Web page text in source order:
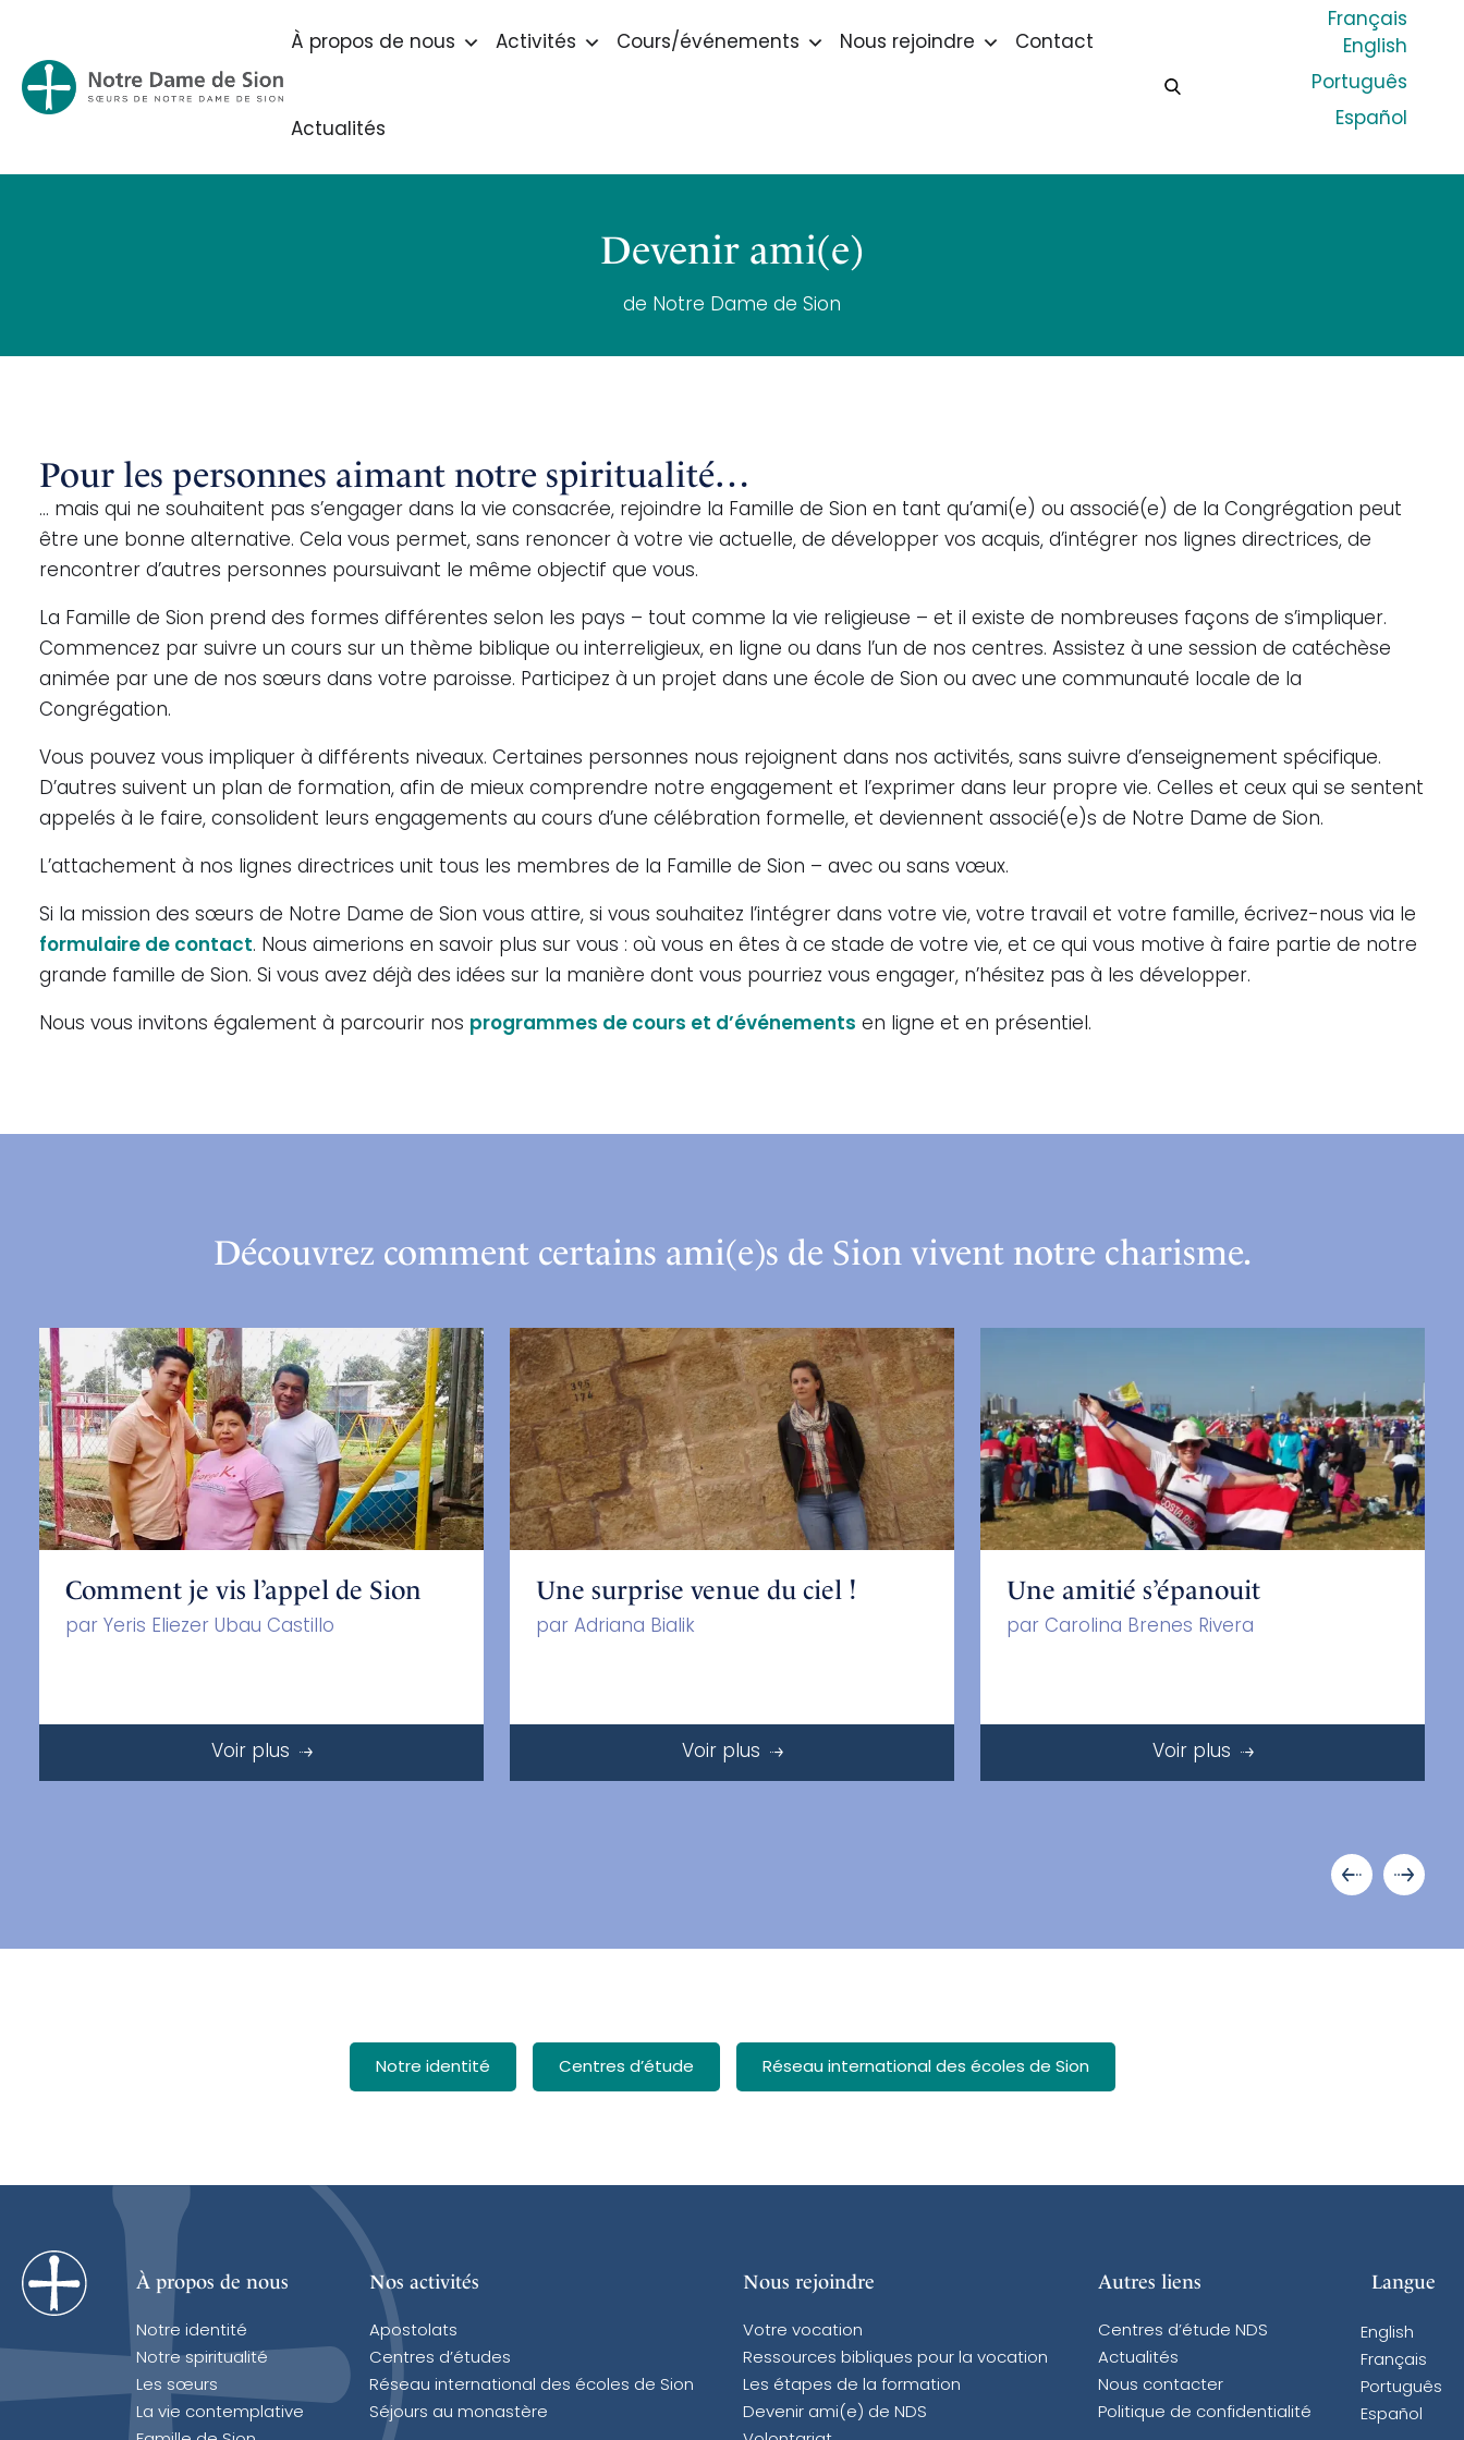
À propos de nous Activités Cours/événements Nous rejoindre Contact
Actualités
Français
English
Português
Español
Devenir ami(e)
de Notre Dame de Sion
Pour les personnes aimant notre spiritualité…
… mais qui ne souhaitent pas s’engager dans la vie consacrée, rejoindre la Famille de Sion en tant qu’ami(e) ou associé(e) de la Congrégation peut
être une bonne alternative. Cela vous permet, sans renoncer à votre vie actuelle, de développer vos acquis, d’intégrer nos lignes directrices, de
rencontrer d’autres personnes poursuivant le même objectif que vous.
La Famille de Sion prend des formes différentes selon les pays – tout comme la vie religieuse – et il existe de nombreuses façons de s’impliquer.
Commencez par suivre un cours sur un thème biblique ou interreligieux, en ligne ou dans l’un de nos centres. Assistez à une session de catéchèse
animée par une de nos sœurs dans votre paroisse. Participez à un projet dans une école de Sion ou avec une communauté locale de la
Congrégation.
Vous pouvez vous impliquer à différents niveaux. Certaines personnes nous rejoignent dans nos activités, sans suivre d’enseignement spécifique.
D’autres suivent un plan de formation, afin de mieux comprendre notre engagement et l’exprimer dans leur propre vie. Celles et ceux qui se sentent
appelés à le faire, consolident leurs engagements au cours d’une célébration formelle, et deviennent associé(e)s de Notre Dame de Sion.
L’attachement à nos lignes directrices unit tous les membres de la Famille de Sion – avec ou sans vœux.
Si la mission des sœurs de Notre Dame de Sion vous attire, si vous souhaitez l’intégrer dans votre vie, votre travail et votre famille, écrivez-nous via le
formulaire de contact. Nous aimerions en savoir plus sur vous : où vous en êtes à ce stade de votre vie, et ce qui vous motive à faire partie de notre
grande famille de Sion. Si vous avez déjà des idées sur la manière dont vous pourriez vous engager, n’hésitez pas à les développer.
Nous vous invitons également à parcourir nos programmes de cours et d’événements en ligne et en présentiel.
Découvrez comment certains ami(e)s de Sion vivent notre charisme.
Comment je vis l’appel de Sion
par Yeris Eliezer Ubau Castillo
Voir plus
Une surprise venue du ciel !
par Adriana Bialik
Voir plus
Une amitié s’épanouit
par Carolina Brenes Rivera
Voir plus
Notre identité Centres d’étude Réseau international des écoles de Sion
À propos de nous
Notre identité
Notre spiritualité
Les sœurs
La vie contemplative
Nos activités
Apostolats
Centres d’études
Réseau international des écoles de Sion
Séjours au monastère
Nous rejoindre
Votre vocation
Ressources bibliques pour la vocation
Les étapes de la formation
Devenir ami(e) de NDS
Autres liens
Centres d’étude NDS
Actualités
Nous contacter
Politique de confidentialité
Langue
English
Français
Português
Español